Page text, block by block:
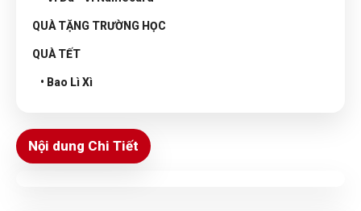
QUÀ TẶNG TRƯỜNG HỌC
QUÀ TẾT
• Bao Lì Xì
Nội dung Chi Tiết